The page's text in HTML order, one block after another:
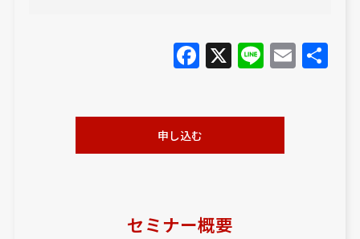
Facebook
X Line
申し込む
セミナー概要